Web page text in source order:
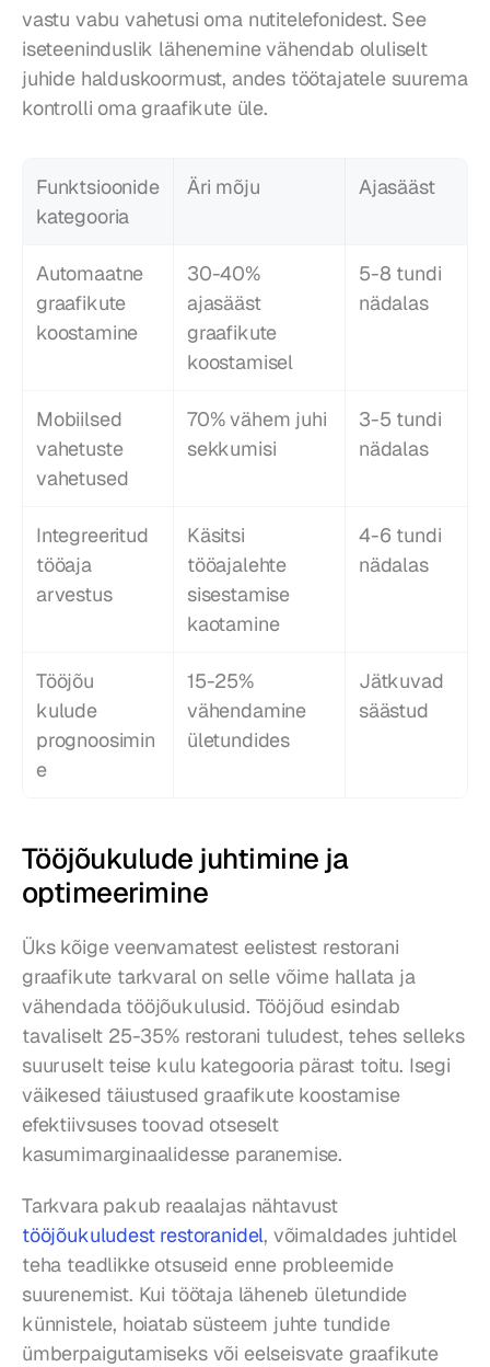
vastu vabu vahetusi oma nutitelefonidest. See
iseteeninduslik lähenemine vähendab oluliselt
juhide halduskoormust, andes töötajatele suurema
kontrolli oma graafikute üle.
Funktsioonide
kategooria
Äri mõju Ajasääst
Automaatne
graafikute
koostamine
30-40%
ajasääst
graafikute
koostamisel
5-8 tundi
nädalas
Mobiilsed
vahetuste
vahetused
70% vähem juhi
sekkumisi
3-5 tundi
nädalas
Integreeritud
tööaja
arvestus
Käsitsi
tööajalehte
sisestamise
kaotamine
4-6 tundi
nädalas
Tööjõu
kulude
prognoosimin
e
15-25%
vähendamine
ületundides
Jätkuvad
säästud
Tööjõukulude juhtimine ja
optimeerimine
Üks kõige veenvamatest eelistest restorani
graafikute tarkvaral on selle võime hallata ja
vähendada tööjõukulusid. Tööjõud esindab
tavaliselt 25-35% restorani tuludest, tehes selleks
suuruselt teise kulu kategooria pärast toitu. Isegi
väikesed täiustused graafikute koostamise
efektiivsuses toovad otseselt
kasumimarginaalidesse paranemise.
Tarkvara pakub reaalajas nähtavust
tööjõukuludest restoranidel, võimaldades juhtidel
teha teadlikke otsuseid enne probleemide
suurenemist. Kui töötaja läheneb ületundide
künnistele, hoiatab süsteem juhte tundide
ümberpaigutamiseks või eelseisvate graafikute